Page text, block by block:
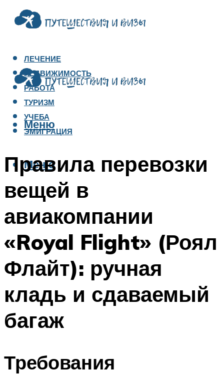
ЛЕЧЕНИЕ
НЕДВИЖИМОСТЬ
РАБОТА
ТУРИЗМ
УЧЕБА
ЭМИГРАЦИЯ
Меню
Меню
Правила перевозки
вещей в
авиакомпании
«Royal Flight» (Роял
Флайт): ручная
кладь и сдаваемый
багаж
Требования